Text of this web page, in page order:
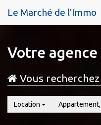
Le Marché de l'Immo
Votre
Vous recherchez
Location